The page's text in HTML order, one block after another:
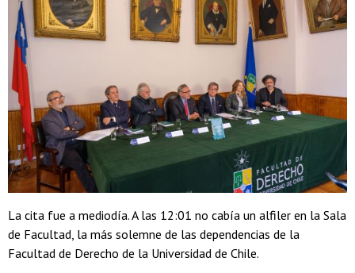
La cita fue a mediodía. A las 12:01 no cabía un alfiler en la Sala
de Facultad, la más solemne de las dependencias de la
Facultad de Derecho de la Universidad de Chile.